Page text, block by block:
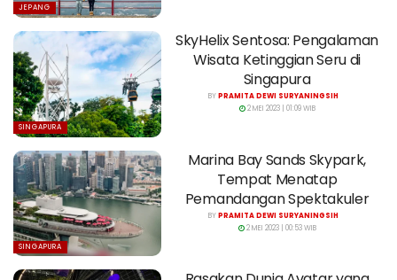
JEPANG
SINGAPURA
SkyHelix Sentosa: Pengalaman
Wisata Ketinggian Seru di
Singapura
BYPRAMITA DEWI SURYANINGSIH
2 MEI 2023 | 01:09 WIB
SINGAPURA
Marina Bay Sands Skypark,
Tempat Menatap
Pemandangan Spektakuler
BYPRAMITA DEWI SURYANINGSIH
2 MEI 2023 | 00:53 WIB